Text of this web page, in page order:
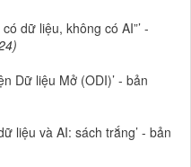
dữ liệu, không có AI”’ -
Dữ liệu Mở (ODI)’ - bản
liệu và AI: sách trắng’ - bản